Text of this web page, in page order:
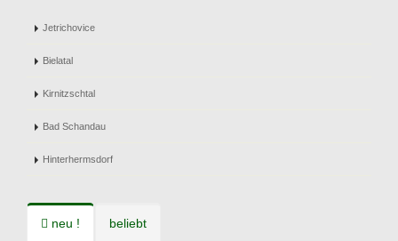
Jetrichovice
Bielatal
Kirnitzschtal
Bad Schandau
Hinterhermsdorf
neu ! beliebt